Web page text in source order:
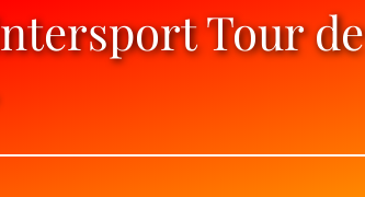
Tour de